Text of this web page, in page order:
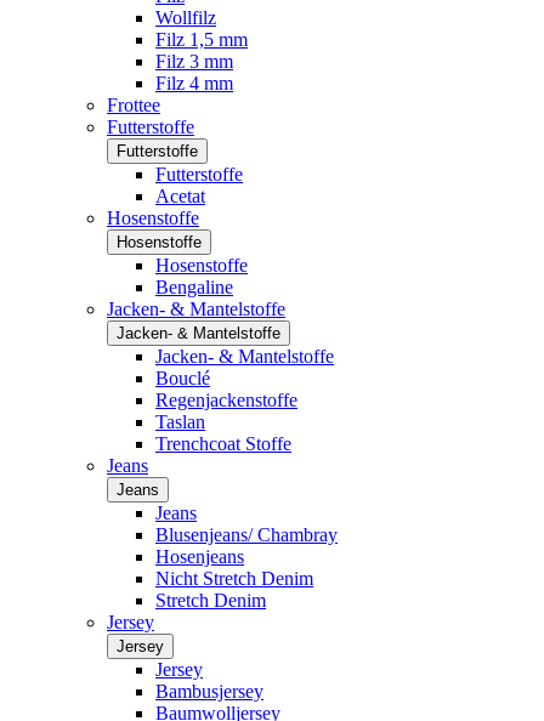
Wollfilz
Filz 1,5 mm
Filz 3 mm
Filz 4 mm
Frottee
Futterstoffe
Futterstoffe
Futterstoffe
Acetat
Hosenstoffe
Hosenstoffe
Hosenstoffe
Bengaline
Jacken- & Mantelstoffe
Jacken- & Mantelstoffe
Jacken- & Mantelstoffe
Bouclé
Regenjackenstoffe
Taslan
Trenchcoat Stoffe
Jeans
Jeans
Jeans
Blusenjeans/ Chambray
Hosenjeans
Nicht Stretch Denim
Stretch Denim
Jersey
Jersey
Jersey
Bambusjersey
Baumwolljersey